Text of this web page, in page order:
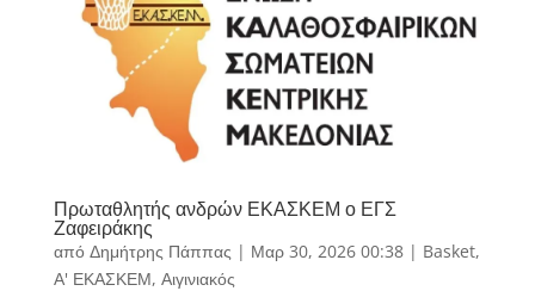
Πρωταθλητής ανδρών ΕΚΑΣΚΕΜ ο ΕΓΣ
Ζαφειράκης
από Δημήτρης Πάππας | Μαρ 30, 2026 00:38| Basket,
Α' ΕΚΑΣΚΕΜ, Αιγινιακός